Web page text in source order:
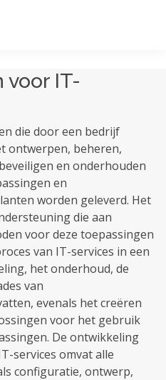
voor IT-
die door een bedrijf
ontwerpen, beheren,
en onderhouden
en
worden geleverd. Het
die aan
voor deze toepassingen
van IT-services in een
het onderhoud, de
van
evenals het creëren
voor het gebruik
De ontwikkeling
services omvat alle
configuratie, ontwerp,